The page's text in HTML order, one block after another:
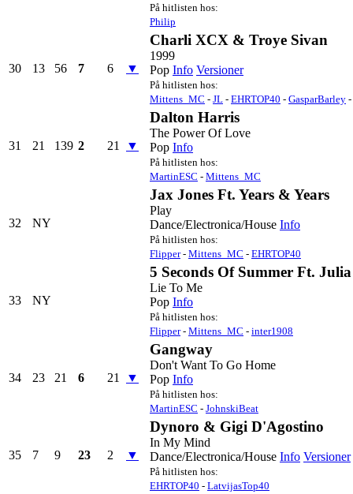
På hitlisten hos:
Philip
30 13 56 7 6 ▼
Charli XCX & Troye Sivan
1999
Pop Info Versioner
På hitlisten hos:
Mittens_MC - JL - EHRTOP40 - GasparBarley -
31 21 139 2 21 ▼
Dalton Harris
The Power Of Love
Pop Info
På hitlisten hos:
MartinESC - Mittens_MC
32 NY
Jax Jones Ft. Years & Years
Play
Dance/Electronica/House Info
På hitlisten hos:
Flipper- Mittens_MC - EHRTOP40
33 NY
5 Seconds Of Summer Ft.
Lie To Me
Pop Info
På hitlisten hos:
Flipper- Mittens_MC - inter1908
34 23 21 6 21 ▼
Gangway
Don't Want To Go Home
Pop Info
På hitlisten hos:
MartinESC - JohnskiBeat
35 7 9 23 2 ▼
Dynoro & Gigi D'Agostino
In My Mind
Dance/Electronica/House Info Versioner
På hitlisten hos:
EHRTOP40 - LatvijasTop40